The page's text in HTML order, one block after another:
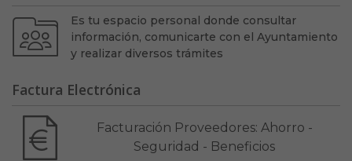
Es tu espacio personal donde consultar
información, comunicarte con el Ayuntamiento
y realizar diversos trámites
Factura Electrónica
Facturación Proveedores: Ahorro -
Seguridad - Beneficios